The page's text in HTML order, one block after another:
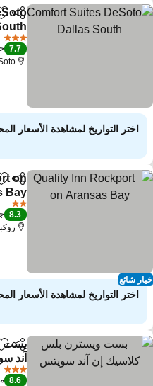
مشاركة
7.7
اختر التواريخ لمشاهدة الأسعار
شائع
مشاركة
on
Bay
8.3
اختر التواريخ لمشاهدة الأسعار
مشاركة
بست
آند
8.6